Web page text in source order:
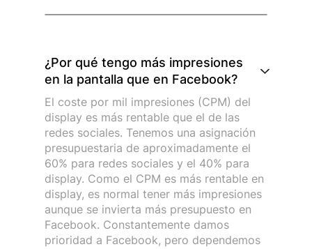
¿Por qué tengo más impresiones
en la pantalla que en Facebook?
El coste por mil impresiones (CPM) del
display es más rentable que el de las
redes sociales. Tenemos una asignación
presupuestaria de aproximadamente el
60% para redes sociales y el 40% para
display. Como el CPM es más rentable en
display, es normal tener más impresiones
aunque se invierta más presupuesto en
Facebook. Constantemente damos
prioridad a Facebook, pero dependemos